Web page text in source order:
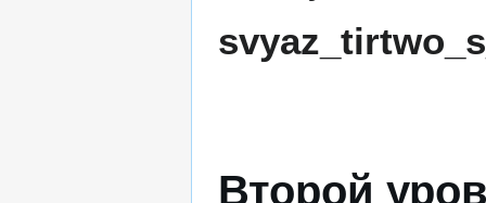
Второй